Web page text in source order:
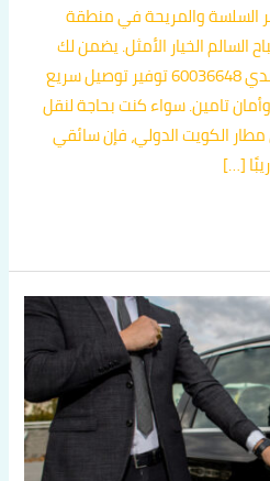
السلسة والمريحة في منطقة
الخيار الأمثل. يضمن لك
الاتصال برقم تاكسي في الأحمدي 60036648 توفير توصيل سريع
تامين. سواء كنت بحاجة لنقل
الكويت الدولي، فإن سائقي
[…]